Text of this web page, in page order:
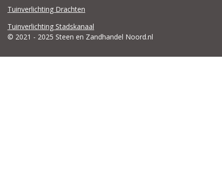
Tuinverlichting Drachten
Tuinverlichting Stadskanaal
© 2021 - 2025 Steen en Zandhandel Noord.nl